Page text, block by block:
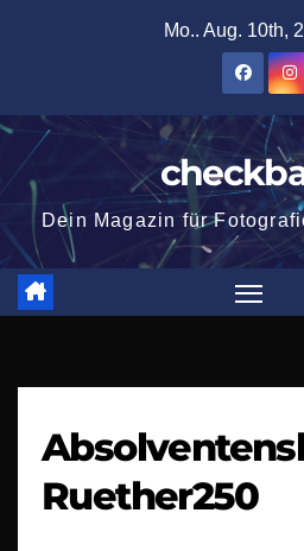
Mo.. Aug. 10th,
Dein Magazin für
Ruether250